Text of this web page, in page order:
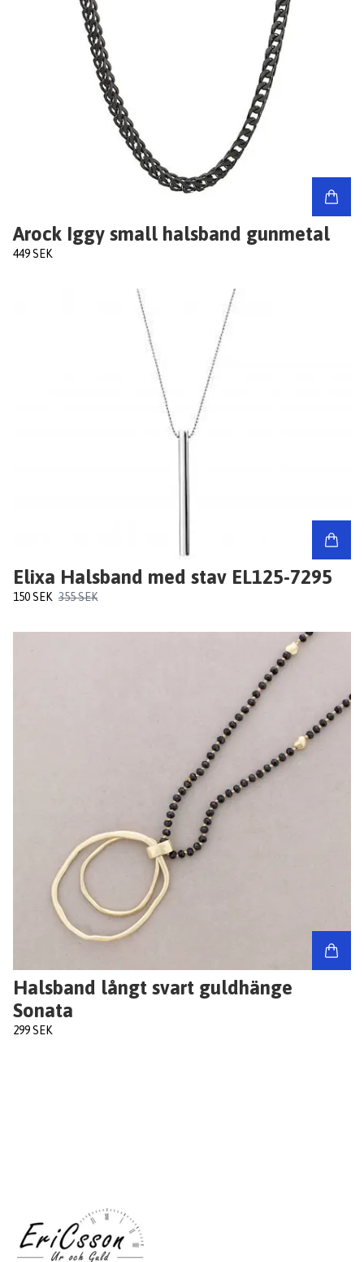
Arock Iggy small halsband gunmetal
449 SEK
Elixa Halsband med stav EL125-7295
150 SEK 355 SEK
Halsband långt svart guldhänge
Sonata
299 SEK